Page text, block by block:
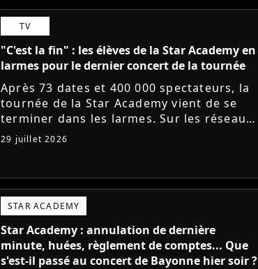
TV
"C'est la fin" : les élèves de la Star Academy en
larmes pour le dernier concert de la tournée
Après 73 dates et 400 000 spectateurs, la
tournée de la Star Academy vient de se
terminer dans les larmes. Sur les réseaux
sociaux, les élèves adressent un dernier
message au public...
29 juillet 2026
STAR ACADEMY
Star Academy : annulation de dernière
minute, huées, règlement de comptes... Que
s'est-il passé au concert de Bayonne hier soir ?